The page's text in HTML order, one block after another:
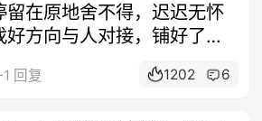
留在原地舍不得，迟迟无怀
方向与人对接，铺好了所
回复 1202 6